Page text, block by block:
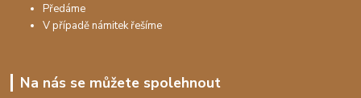
Předáme
V případě námitek řešíme
Na nás se můžete spolehnout